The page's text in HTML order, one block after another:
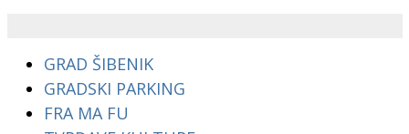
GRAD ŠIBENIK
GRADSKI PARKING
FRA MA FU